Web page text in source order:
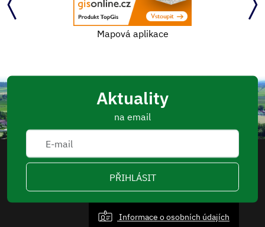
Mapová aplikace
Aktuality
na email
PŘIHLÁSIT
Informace o osobních údajích